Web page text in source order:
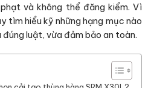
và không thể đăng kiểm. Vì
tìm hiểu kỹ những hạng mục nào
luật, vừa đảm bảo an toàn.